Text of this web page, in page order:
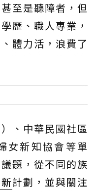
至是聽障者，但
歷、職人專業，
體力活，浪費了
、中華民國社區
女新知協會等單
題，從不同的族
計劃，並與關注